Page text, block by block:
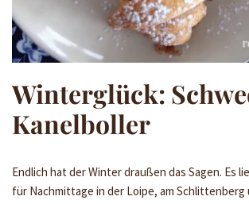
Winterglück:
Kanelboller
Endlich hat der Winter draußen das Sagen. Es
für Nachmittage in der Loipe, am Schlittenberg